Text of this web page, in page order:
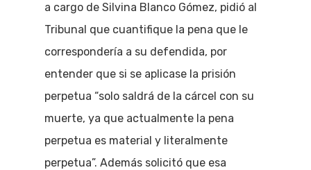
a cargo de Silvina Blanco Gómez, pidió al
Tribunal que cuantifique la pena que le
correspondería a su defendida, por
entender que si se aplicase la prisión
perpetua “solo saldrá de la cárcel con su
muerte, ya que actualmente la pena
perpetua es material y literalmente
perpetua”. Además solicitó que esa